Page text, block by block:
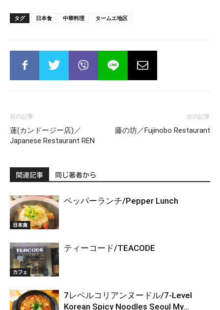
タグ 日本食 中華料理 タームエ地区
前の記事
蓮(カンドージー店)／
Japanese Restaurant REN
次の記事
藤の坊／Fujinobo Restaurant
関連記事 同じ著者から
日本食
ペッパーランチ/Pepper Lunch
カフェ
ティーコード/TEACODE
7レベルコリアンヌードル/7-Level
Korean Spicy Noodles Seoul My...